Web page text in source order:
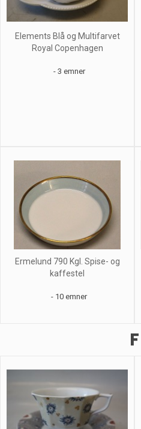
Elements Blå og Multifarvet
Royal Copenhagen
- 3 emner
Ermelund 790 Kgl. Spise- og
kaffestel
- 10 emner
F